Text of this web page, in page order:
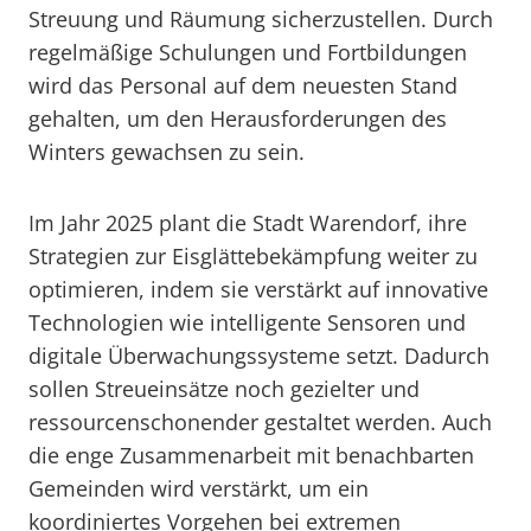
Streuung und Räumung sicherzustellen. Durch
regelmäßige Schulungen und Fortbildungen
wird das Personal auf dem neuesten Stand
gehalten, um den Herausforderungen des
Winters gewachsen zu sein.
Im Jahr 2025 plant die Stadt Warendorf, ihre
Strategien zur Eisglättebekämpfung weiter zu
optimieren, indem sie verstärkt auf innovative
Technologien wie intelligente Sensoren und
digitale Überwachungssysteme setzt. Dadurch
sollen Streueinsätze noch gezielter und
ressourcenschonender gestaltet werden. Auch
die enge Zusammenarbeit mit benachbarten
Gemeinden wird verstärkt, um ein
koordiniertes Vorgehen bei extremen